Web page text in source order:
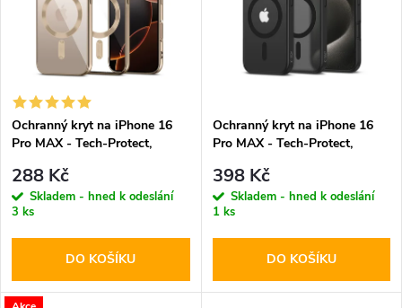
í
p
r
o
d
s
p
r
o
d
Ochranný kryt na iPhone 16
Pro MAX - Tech-Protect,
Desert
288 Kč
Skladem - hned k odeslání
3 ks
DO KOŠÍKU
Ochranný kryt na iPhone 16
Pro MAX - Tech-Protect,
398 Kč
Skladem - hned k odeslání
1 ks
DO KOŠÍKU